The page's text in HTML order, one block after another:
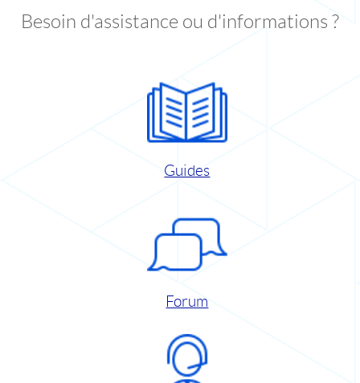
Besoin d'assistance ou d'informations ?
Guides
Forum